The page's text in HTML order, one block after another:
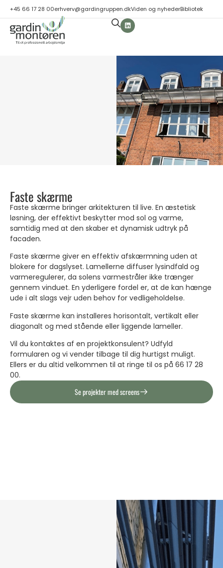
+45 66 17 28 00erhverv@gardingruppen.dkViden og nyhederBibliotek
Faste skærme
Faste skærme bringer arkitekturen til live. En æstetisk
løsning, der effektivt beskytter mod sol og varme,
samtidig med at den skaber et dynamisk udtryk på
facaden.
Faste skærme giver en effektiv afskærmning uden at
blokere for dagslyset. Lamellerne diffuser lysindfald og
varmeregulerer, da solens varmestråler ikke trænger
gennem vinduet. En yderligere fordel er, at de kan hænge
ude i alt slags vejr uden behov for vedligeholdelse.
Faste skærme kan installeres horisontalt, vertikalt eller
diagonalt og med stående eller liggende lameller.
Vil du kontaktes af en projektkonsulent? Udfyld
formularen og vi vender tilbage til dig hurtigst muligt.
Ellers er du altid velkommen til at ringe til os på 66 17 28
00.
Se projekter med screens